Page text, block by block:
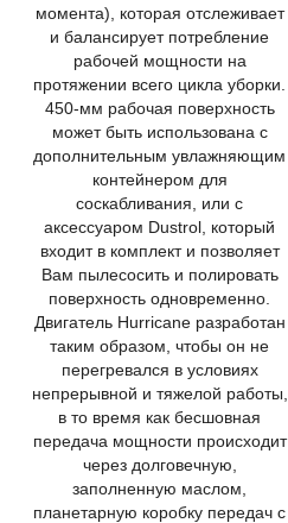
момента), которая отслеживает
и балансирует потребление
рабочей мощности на
протяжении всего цикла уборки.
450-мм рабочая поверхность
может быть использована с
дополнительным увлажняющим
контейнером для
соскабливания, или с
аксессуаром Dustrol, который
входит в комплект и позволяет
Вам пылесосить и полировать
поверхность одновременно.
Двигатель Hurricane разработан
таким образом, чтобы он не
перегревался в условиях
непрерывной и тяжелой работы,
в то время как бесшовная
передача мощности происходит
через долговечную,
заполненную маслом,
планетарную коробку передач с